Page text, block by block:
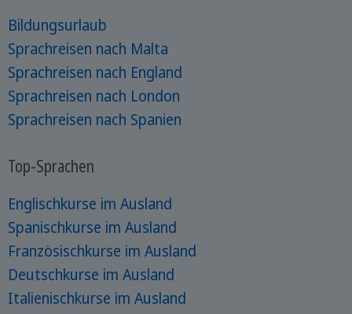
Bildungsurlaub
Sprachreisen nach Malta
Sprachreisen nach England
Sprachreisen nach London
Sprachreisen nach Spanien
Top-Sprachen
Englischkurse im Ausland
Spanischkurse im Ausland
Französischkurse im Ausland
Deutschkurse im Ausland
Italienischkurse im Ausland